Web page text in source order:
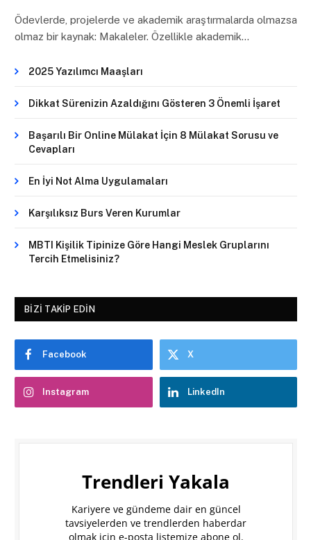
Ödevlerde, projelerde ve akademik araştırmalarda olmazsa
olmaz bir kaynak: Makaleler. Özellikle akademik…
2025 Yazılımcı Maaşları
Dikkat Sürenizin Azaldığını Gösteren 3 Önemli İşaret
Başarılı Bir Online Mülakat İçin 8 Mülakat Sorusu ve
Cevapları
En İyi Not Alma Uygulamaları
Karşılıksız Burs Veren Kurumlar
MBTI Kişilik Tipinize Göre Hangi Meslek Gruplarını
Tercih Etmelisiniz?
BIZI TAKIP EDIN
Facebook X
Instagram LinkedIn
Trendleri Yakala
Kariyere ve gündeme dair en güncel
tavsiyelerden ve trendlerden haberdar
olmak için e-posta listemize abone ol.